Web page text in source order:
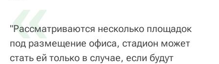
«
"Рассматриваются несколько площадок
под размещение офиса, стадион может
стать ей только в случае, если будут